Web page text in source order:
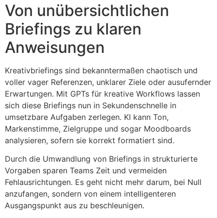
Von unübersichtlichen
Briefings zu klaren
Anweisungen
Kreativbriefings sind bekanntermaßen chaotisch und
voller vager Referenzen, unklarer Ziele oder ausufernder
Erwartungen. Mit GPTs für kreative Workflows lassen
sich diese Briefings nun in Sekundenschnelle in
umsetzbare Aufgaben zerlegen. KI kann Ton,
Markenstimme, Zielgruppe und sogar Moodboards
analysieren, sofern sie korrekt formatiert sind.
Durch die Umwandlung von Briefings in strukturierte
Vorgaben sparen Teams Zeit und vermeiden
Fehlausrichtungen. Es geht nicht mehr darum, bei Null
anzufangen, sondern von einem intelligenteren
Ausgangspunkt aus zu beschleunigen.